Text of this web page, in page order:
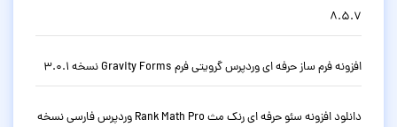
8.5.7
افزونه فرم ساز حرفه ای وردپرس گرویتی فرم Gravity Forms نسخه 3.0.1
دانلود افزونه سئو حرفه ای رنک مث Rank Math Pro وردپرس فارسی نسخه